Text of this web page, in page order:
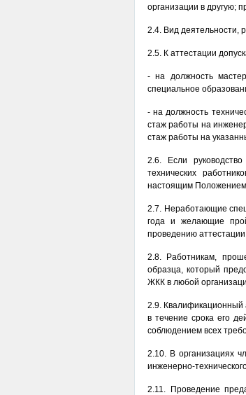
организации в другую;
2.4. Вид деятельности,
2.5. К аттестации
- на должность
специальное
- на должность
стаж работы на
стаж работы на
2.6. Если
технических
настоящим Положением
2.7. Неработающие
года и желающие
проведению
2.8. Работникам,
образца, который
ЖКК в любой
2.9. Квалификационный
в течение срока его
соблюдением всех
2.10. В организациях
инженерно-
2.11. Проведение